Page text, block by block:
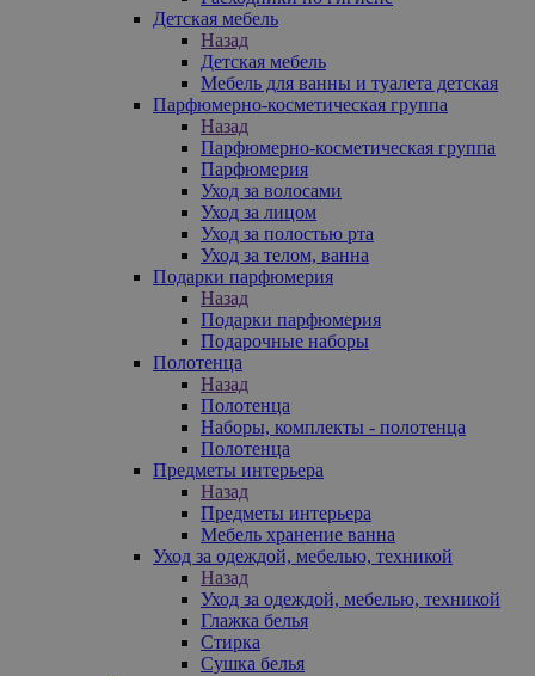
Детская мебель
Назад
Детская мебель
Мебель для ванны и туалета детская
Парфюмерно-косметическая группа
Назад
Парфюмерно-косметическая группа
Парфюмерия
Уход за волосами
Уход за лицом
Уход за полостью рта
Уход за телом, ванна
Подарки парфюмерия
Назад
Подарки парфюмерия
Подарочные наборы
Полотенца
Назад
Полотенца
Наборы, комплекты - полотенца
Полотенца
Предметы интерьера
Назад
Предметы интерьера
Мебель хранение ванна
Уход за одеждой, мебелью, техникой
Назад
Уход за одеждой, мебелью, техникой
Глажка белья
Стирка
Сушка белья